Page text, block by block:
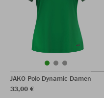
JAKO Polo Dynamic Damen
33,00 €